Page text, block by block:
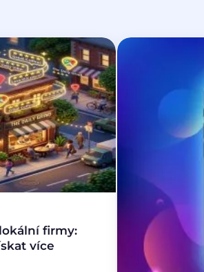
firmy:
více